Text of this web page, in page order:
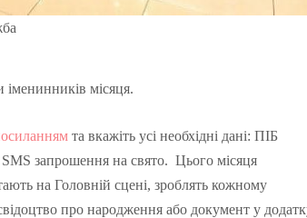
місяця.
та вкажіть усі необхідні дані: ПІБ
запрошення на свято. Цього місяця
на Головній сцені, зроблять кожному
про народження або документ у